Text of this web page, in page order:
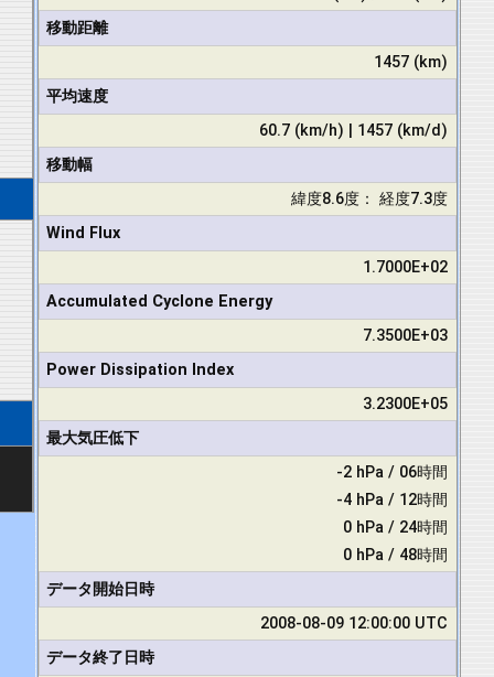
移動距離
1457 (km)
平均速度
60.7 (km/h) | 1457 (km/d)
移動幅
緯度8.6度： 経度7.3度
Wind Flux
1.7000E+02
Accumulated Cyclone Energy
7.3500E+03
Power Dissipation Index
3.2300E+05
最大気圧低下
-2 hPa / 06時間
-4 hPa / 12時間
0 hPa / 24時間
0 hPa / 48時間
データ開始日時
2008-08-09 12:00:00 UTC
データ終了日時